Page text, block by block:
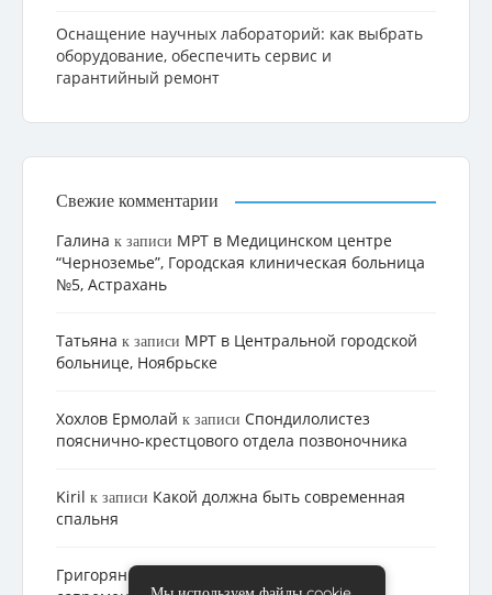
Оснащение научных лабораторий: как выбрать
оборудование, обеспечить сервис и
гарантийный ремонт
Свежие комментарии
Галина к записи МРТ в Медицинском центре
“Черноземье”, Городская клиническая больница
№5, Астрахань
Татьяна к записи МРТ в Центральной городской
больнице, Ноябрьске
Хохлов Ермолай к записи Cпондилолистез
пояснично-крестцового отдела позвоночника
Kiril к записи Какой должна быть современная
спальня
Григорянк записи